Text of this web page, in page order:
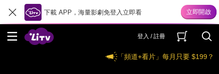
下載 APP，海量影劇免登入立即看
登入 / 註冊
「頻道+看片」每月只要 $199？